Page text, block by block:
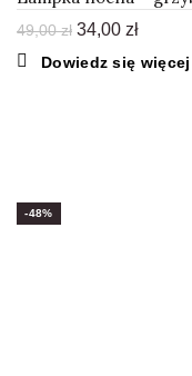
49,00zł Pierwotna
wynosiła:
34,00 zł
wynosi:
Dowiedz się więcej
-48%